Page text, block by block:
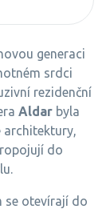
generaci
srdci
rezidenční
Aldar byla
architektury,
do
se otevírají do